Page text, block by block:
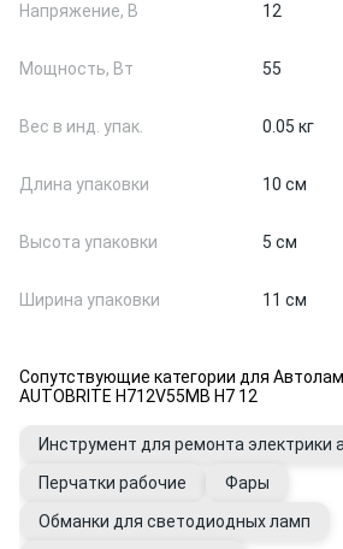
Напряжение, В 12
Мощность, Вт 55
Вес в инд. упак. 0.05 кг
Длина упаковки 10 см
Высота упаковки 5 см
Ширина упаковки 11 см
Сопутствующие категории для
AUTOBRITE H712V55MB H7 12
Инструмент для ремонта электрики
Перчатки рабочие
Фары
Обманки для светодиодных ламп